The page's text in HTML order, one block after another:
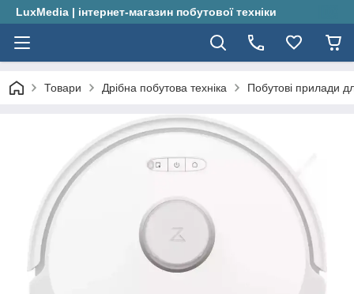
LuxMedia | інтернет-магазин побутової техніки
Товари Дрібна побутова техніка Побутові прилади